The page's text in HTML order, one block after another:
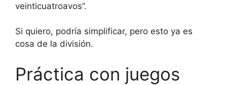
veinticuatroavos”.
Si quiero, podría simplificar, pero esto ya es
cosa de la división.
Práctica con juegos